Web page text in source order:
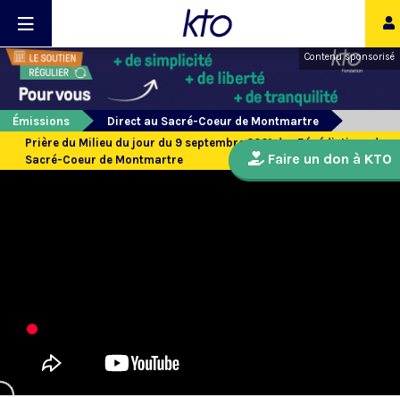
Contenu sponsorisé
Émissions
Direct au Sacré-Coeur de Montmartre
Prière du Milieu du jour du 9 septembre 2021 des Bénédictines du
Sacré-Coeur de Montmartre
Faire un don à KTO